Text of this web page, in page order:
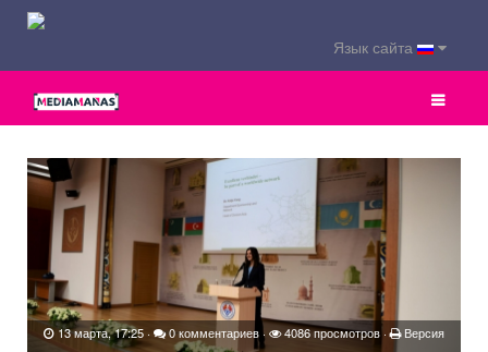
Язык сайта
13 марта, 17:25 · 0 комментариев· 4086 просмотров ·
Версия